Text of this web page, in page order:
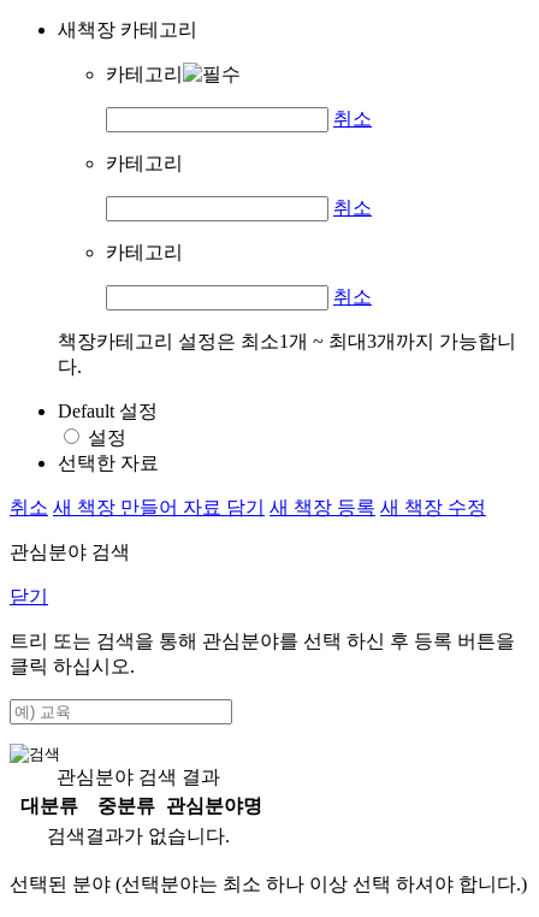
새책장 카테고리
카테고리
취소
카테고리
취소
카테고리
취소
책장카테고리 설정은 최소1개 ~ 최대3개까지 가능합니
다.
Default 설정
설정
선택한 자료
취소 새 책장 만들어 자료 담기 새 책장 등록 새 책장 수정
관심분야 검색
닫기
트리 또는 검색을 통해 관심분야를 선택 하신 후 등록 버튼을
클릭 하십시오.
관심분야 검색 결과
대분류
중분류
관심분야명
검색결과가 없습니다.
선택된 분야 (선택분야는 최소 하나 이상 선택 하셔야 합니다.)